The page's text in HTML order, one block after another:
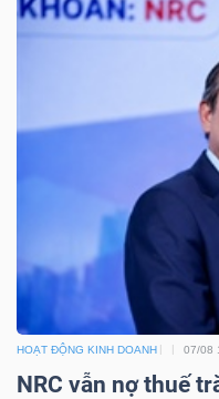
HOẠT ĐỘNG KINH DOANH 07/08
NRC vẫn nợ thuế